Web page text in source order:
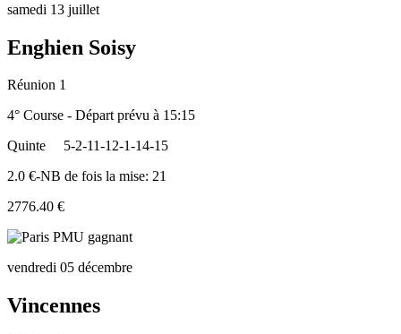
samedi 13 juillet
Enghien Soisy
Réunion 1
4° Course - Départ prévu à 15:15
Quinte
5-2-11-12-1-14-15
2.0 €-NB de fois la mise: 21
2776.40 €
vendredi 05 décembre
Vincennes